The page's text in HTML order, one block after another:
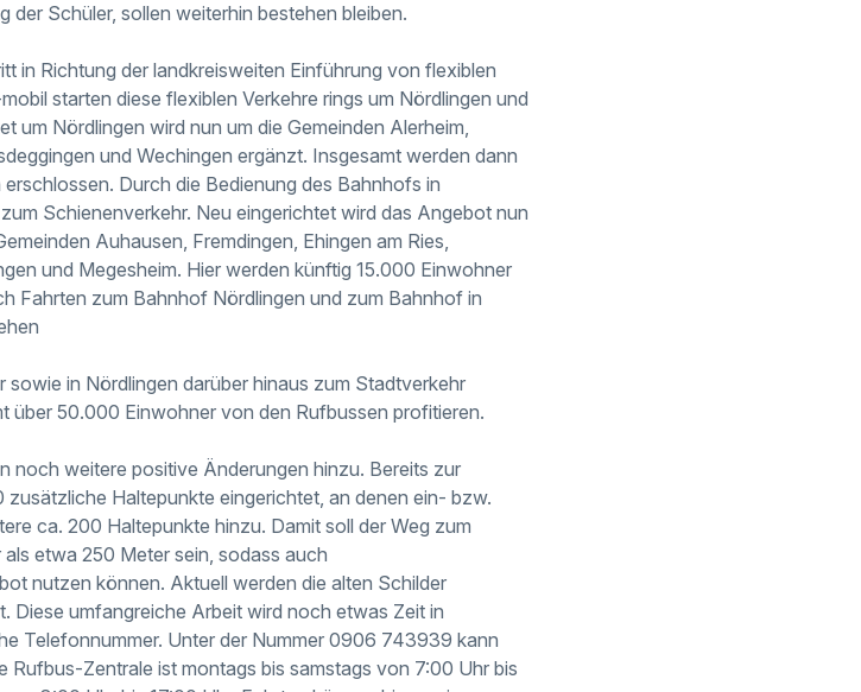
Schüler, sollen weiterhin bestehen bleiben.
in Richtung der landkreisweiten Einführung von flexiblen
starten diese flexiblen Verkehre rings um Nördlingen und
um Nördlingen wird nun um die Gemeinden Alerheim,
und Wechingen ergänzt. Insgesamt werden dann
Durch die Bedienung des Bahnhofs in
Schienenverkehr. Neu eingerichtet wird das Angebot nun
Auhausen, Fremdingen, Ehingen am Ries,
und Megesheim. Hier werden künftig 15.000 Einwohner
Fahrten zum Bahnhof Nördlingen und zum Bahnhof in
in Nördlingen darüber hinaus zum Stadtverkehr
über 50.000 Einwohner von den Rufbussen profitieren.
noch weitere positive Änderungen hinzu. Bereits zur
Haltepunkte eingerichtet, an denen ein- bzw.
ca. 200 Haltepunkte hinzu. Damit soll der Weg zum
etwa 250 Meter sein, sodass auch
nutzen können. Aktuell werden die alten Schilder
Diese umfangreiche Arbeit wird noch etwas Zeit in
Telefonnummer. Unter der Nummer 0906 743939 kann
Zentrale ist montags bis samstags von 7:00 Uhr bis